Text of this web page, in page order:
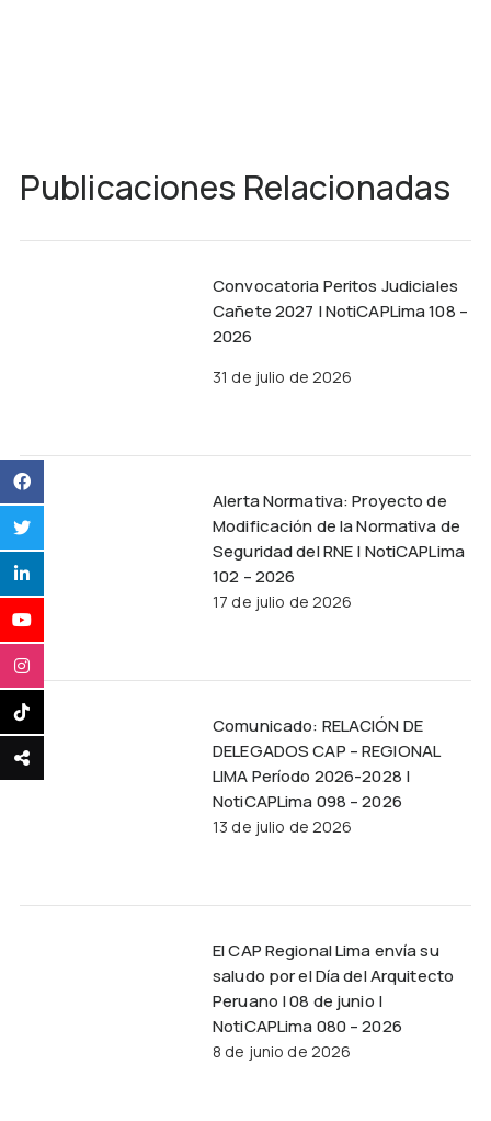
Publicaciones Relacionadas
Convocatoria Peritos Judiciales
Cañete 2027 | NotiCAPLima 108 –
2026
31 de julio de 2026
Alerta Normativa: Proyecto de
Modificación de la Normativa de
Seguridad del RNE | NotiCAPLima
102 – 2026
17 de julio de 2026
Comunicado: RELACIÓN DE
DELEGADOS CAP – REGIONAL
LIMA Período 2026-2028 |
NotiCAPLima 098 – 2026
13 de julio de 2026
El CAP Regional Lima envía su
saludo por el Día del Arquitecto
Peruano | 08 de junio |
NotiCAPLima 080 – 2026
8 de junio de 2026